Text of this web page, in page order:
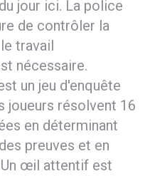
jour ici. La police
de contrôler la
travail
nécessaire.
un jeu d'enquête
joueurs résolvent 16
en déterminant
preuves et en
Un œil attentif est